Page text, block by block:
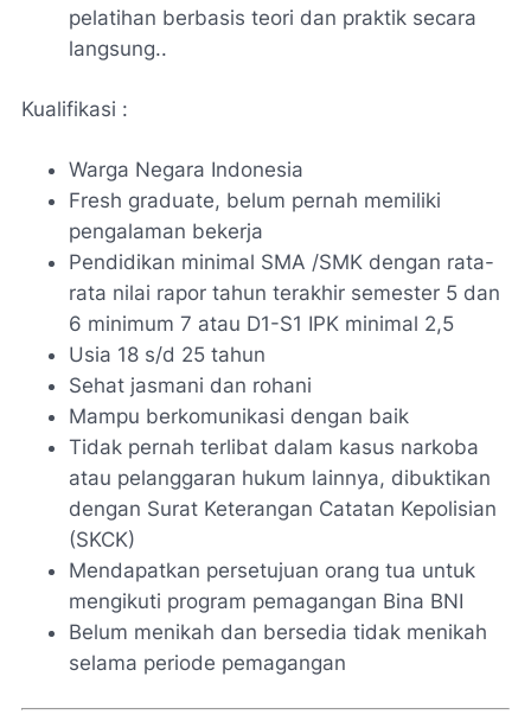
pelatihan berbasis teori dan praktik secara
langsung..
Kualifikasi :
Warga Negara Indonesia
Fresh graduate, belum pernah memiliki
pengalaman bekerja
Pendidikan minimal SMA /SMK dengan rata-
rata nilai rapor tahun terakhir semester 5 dan
6 minimum 7 atau D1-S1 IPK minimal 2,5
Usia 18 s/d 25 tahun
Sehat jasmani dan rohani
Mampu berkomunikasi dengan baik
Tidak pernah terlibat dalam kasus narkoba
atau pelanggaran hukum lainnya, dibuktikan
dengan Surat Keterangan Catatan Kepolisian
(SKCK)
Mendapatkan persetujuan orang tua untuk
mengikuti program pemagangan Bina BNI
Belum menikah dan bersedia tidak menikah
selama periode pemagangan